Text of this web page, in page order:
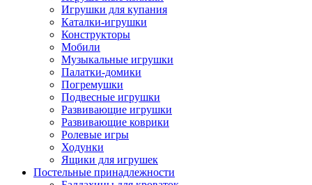
Игрушки для купания
Каталки-игрушки
Конструкторы
Мобили
Музыкальные игрушки
Палатки-домики
Погремушки
Подвесные игрушки
Развивающие игрушки
Развивающие коврики
Ролевые игры
Ходунки
Ящики для игрушек
Постельные принадлежности